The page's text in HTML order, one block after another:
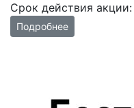
Срок действия акции:
Подробнее